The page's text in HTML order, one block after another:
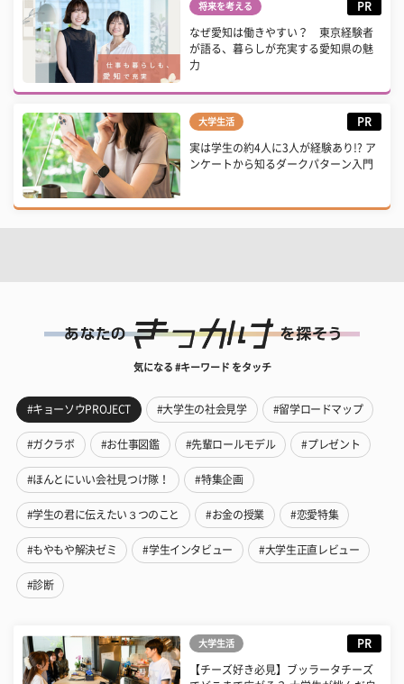
将来を考える PR
なぜ愛知は働きやすい？ 東京経験者
が語る、暮らしが充実する愛知県の魅
力
大学生活 PR
実は学生の約4人に3人が経験あり!? ア
ンケートから知るダークパターン入門
気になる #キーワード をタッチ
#キョーソウPROJECT #大学生の社会見学 #留学ロードマップ
#ガクラボ #お仕事図鑑 #先輩ロールモデル #プレゼント
#ほんとにいい会社見つけ隊！ #特集企画
#学生の君に伝えたい３つのこと #お金の授業 #恋愛特集
#もやもや解決ゼミ #学生インタビュー #大学生正直レビュー
#診断
大学生活 PR
【チーズ好き必見】ブッラータチーズ